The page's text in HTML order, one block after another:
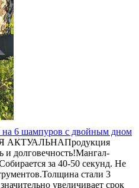
на 6 шампуров с двойным дном
и долговечность!Мангал-
за 40-50 секунд. Не
стали 3
увеличивает срок